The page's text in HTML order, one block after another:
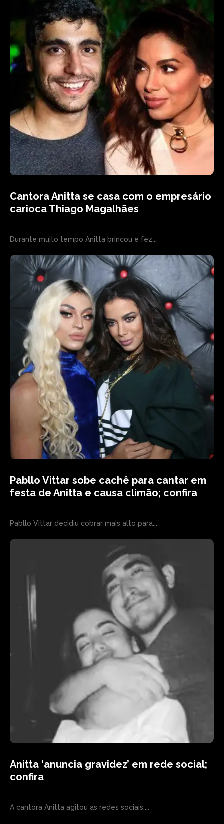
Cantora Anitta se casa com o empresário
carioca Thiago Magalhães
Durante muito tempo Anitta brincou e fez...
Pabllo Vittar sobe cachê para cantar em
festa de Anitta e causa climão; confira
Pabllo Vittar decidiu cobrar mais alto para...
Anitta ‘anuncia gravidez’ em rede social;
confira
A cantora Anitta agitou as redes sociais,...